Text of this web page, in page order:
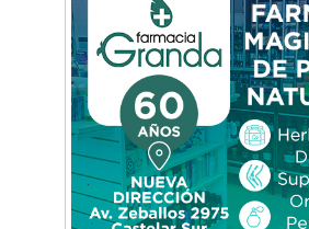
Empezá a estudiar en
de Morón abrió las
segundo cuatrimestre